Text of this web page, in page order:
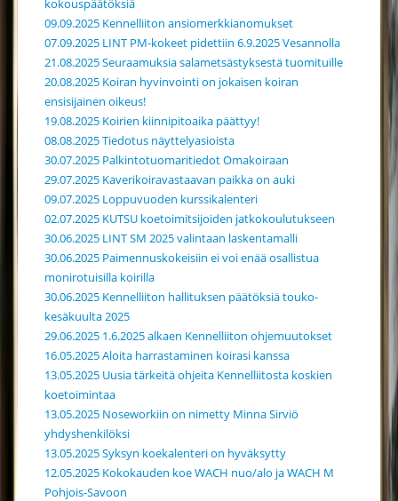
kokouspäätöksiä
09.09.2025 Kennelliiton ansiomerkkianomukset
07.09.2025 LINT PM-kokeet pidettiin 6.9.2025 Vesannolla
21.08.2025 Seuraamuksia salametsästyksestä tuomituille
20.08.2025 Koiran hyvinvointi on jokaisen koiran
ensisijainen oikeus!
19.08.2025 Koirien kiinnipitoaika päättyy!
08.08.2025 Tiedotus näyttelyasioista
30.07.2025 Palkintotuomaritiedot Omakoiraan
29.07.2025 Kaverikoiravastaavan paikka on auki
09.07.2025 Loppuvuoden kurssikalenteri
02.07.2025 KUTSU koetoimitsijoiden jatkokoulutukseen
30.06.2025 LINT SM 2025 valintaan laskentamalli
30.06.2025 Paimennuskokeisiin ei voi enää osallistua
monirotuisilla koirilla
30.06.2025 Kennelliiton hallituksen päätöksiä touko-
kesäkuulta 2025
29.06.2025 1.6.2025 alkaen Kennelliiton ohjemuutokset
16.05.2025 Aloita harrastaminen koirasi kanssa
13.05.2025 Uusia tärkeitä ohjeita Kennelliitosta koskien
koetoimintaa
13.05.2025 Noseworkiin on nimetty Minna Sirviö
yhdyshenkilöksi
13.05.2025 Syksyn koekalenteri on hyväksytty
12.05.2025 Kokokauden koe WACH nuo/alo ja WACH M
Pohjois-Savoon